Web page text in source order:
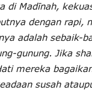
di Madīnah,
dengan rapi,
adalah sebaik-
gunung. Jika
mereka
susah